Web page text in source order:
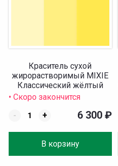
Краситель сухой
жирорастворимый MIXIE
Классический жёлтый
1000 г
• Скоро закончится
-
+
В корзину
6 300 ₽